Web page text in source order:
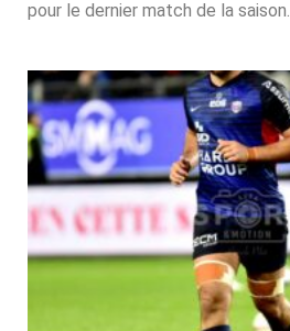
pour le dernier match de la saison.